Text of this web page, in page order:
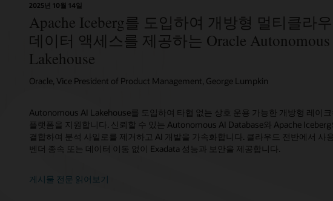
2025년 10월 14일
Apache Iceberg를 도입하여 개방형 멀티클라
데이터 액세스를 제공하는 Oracle
Lakehouse
Oracle, Vice President of Product Management, George Lumpkin
Autonomous AI Lakehouse를 도입하여 타협 없는 상호 운용 가능한 개방형 레이
플랫폼을 지원합니다. 신뢰할 수 있는 Autonomous AI Database와 Apache
결합하여 분석 사일로를 제거하고 AI 개발을 가속화합니다. 클라우드 전반에서 사
벤더 종속 또는 데이터 이동 없이 Exadata 성능과 보안을 제공합니다.
게시물 전문 읽어보기